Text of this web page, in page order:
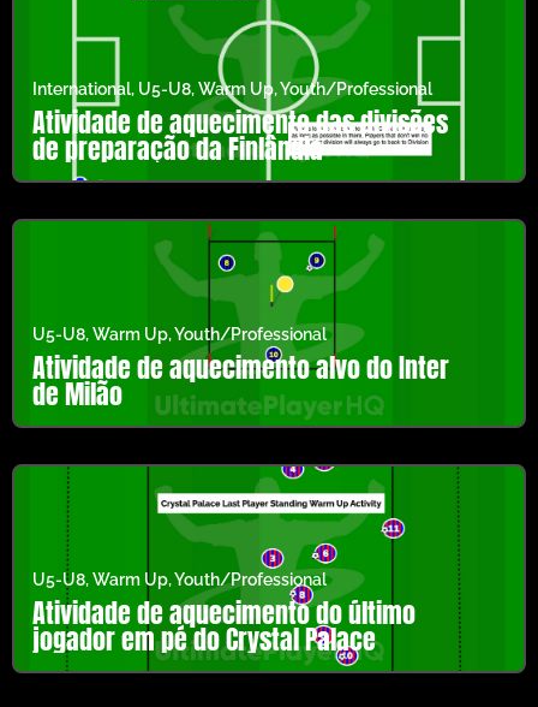
International, U5-U8,Warm Up,Youth/Professional
Atividade de aquecimento das divisões
de preparação da Finlândia
U5-U8,Warm Up,Youth/Professional
Atividade de aquecimento alvo do Inter
de Milão
U5-U8,Warm Up,Youth/Professional
Atividade de aquecimento do último
jogador em pé do Crystal Palace